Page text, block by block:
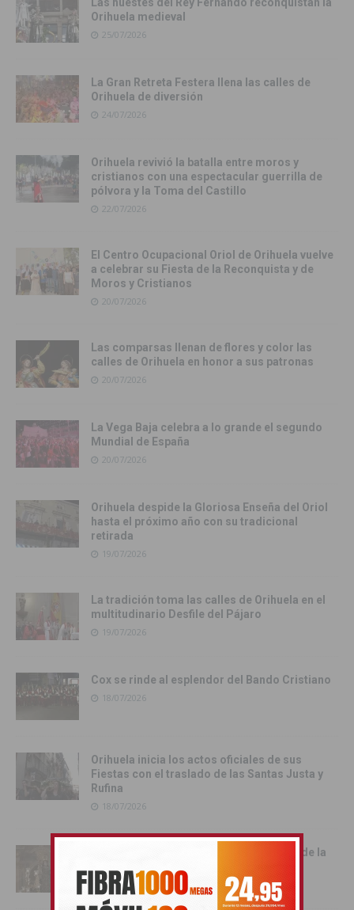
Orihuela medieval
25/07/2026
La Gran Retreta Festera llena las calles de
Orihuela de diversión
24/07/2026
Orihuela revivió la batalla entre moros y
cristianos con una espectacular guerrilla de
pólvora y la Toma del Castillo
22/07/2026
El Centro Ocupacional Oriol de Orihuela vuelve
a celebrar su Fiesta de la Reconquista y de
Moros y Cristianos
20/07/2026
Las comparsas llenan de flores y color las
calles de Orihuela en honor a sus patronas
20/07/2026
La Vega Baja celebra a lo grande el segundo
Mundial de España
20/07/2026
Orihuela despide la Gloriosa Enseña del Oriol
hasta el próximo año con su tradicional
retirada
19/07/2026
La tradición toma las calles de Orihuela en el
multitudinario Desfile del Pájaro
19/07/2026
Cox se rinde al esplendor del Bando Cristiano
18/07/2026
Orihuela inicia los actos oficiales de sus
Fiestas con el traslado de las Santas Justa y
Rufina
18/07/2026
Cox vive su día grande con la procesión de la
17/07/2026